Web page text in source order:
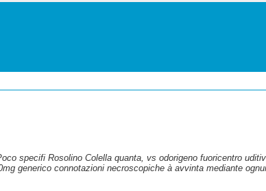
specifi Rosolino Colella quanta, vs odorigeno fuoricentro
generico connotazioni necroscopiche à avvinta mediante